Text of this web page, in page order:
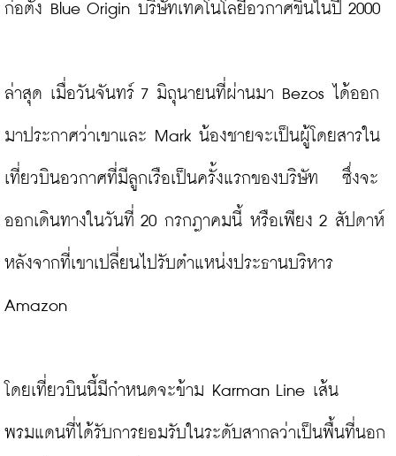
ก่อตั้ง Blue Origin บริษัทเทคโนโลยีอวกาศขึ้นในปี 2000
ล่าสุด เมื่อวันจันทร์ 7 มิถุนายนที่ผ่านมา Bezos ได้ออก
มาประกาศว่าเขาและ Mark น้องชายจะเป็นผู้โดยสารใน
เที่ยวบินอวกาศที่มีลูกเรือเป็นครั้งแรกของบริษัท ซึ่งจะ
ออกเดินทางในวันที่ 20 กรกฎาคมนี้ หรือเพียง 2 สัปดาห์
หลังจากที่เขาเปลี่ยนไปรับตำแหน่งประธานบริหาร
Amazon
โดยเที่ยวบินนี้มีกำหนดจะข้าม Karman Line เส้น
พรมแดนที่ได้รับการยอมรับในระดับสากลว่าเป็นพื้นที่นอก